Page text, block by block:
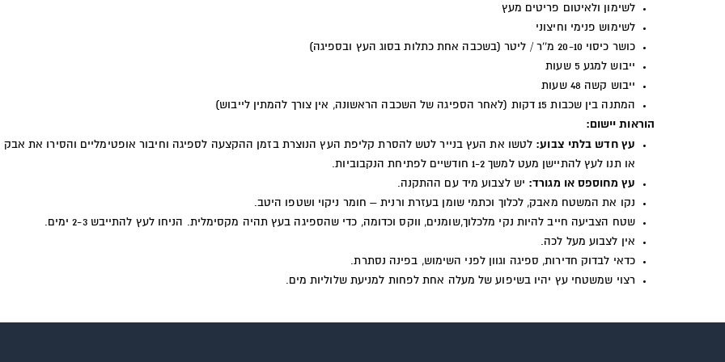
לשימון ולאיטום פריטים מעץ
לשימוש פנימי וחיצוני
כושר כיסוי 20-10 מ''ר / ליטר (בשכבה אחת כתלות בסוג העץ ובספיגה)
ייבוש למגע 5 שעות
ייבוש קשה 48 שעות
המתנה בין שכבות 15 דקות (לאחר הספיגה של השכבה הראשונה, אין צורך להמתין לייבוש)
הוראות יישום:
עץ חדש בלתי צבוע: לטשו את העץ בנייר לטש להסרת קליפת העץ הנוצרת בזמן ההקצעה לספיגה וחיבור אופטימליים והסירו את אבק
או תנו לעץ להתיישן מעט למשך 1-2 חודשיים לפתיחת הנקבוביות.
עץ מחוספס או מגורד: יש לצבוע מיד עם ההתקנה.
נקו את המשטח מאבק, לכלוך וכתמי שומן בעזרת ורנית – חומר ניקוי ושטפו היטב.
שטח הצביעה חייב להיות נקי מלכלוך,שומנים, ווקס וכדומה, כדי שהספיגה בעץ תהיה מקסימלית. הניחו לעץ להתייבש 2-3 ימים.
אין לצבוע מעל לכה.
כדאי לבדוק חדירות, ספיגה וגוון לפני השימוש, בפינה נסתרת.
רצוי שמשטחי עץ יהיו בשיפוע של מעלה אחת לפחות למניעת שלוליות מים.